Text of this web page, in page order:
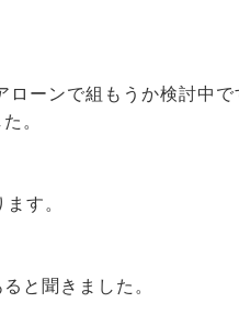
ーンで組もうか検討中で
。
す。
と聞きました。